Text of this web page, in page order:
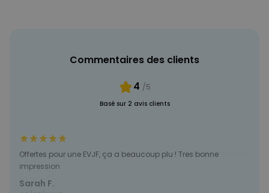
Commentaires des clients
4 /5
Basé sur 2 avis clients
Offertes pour une EVJF, ça a beaucoup plu ! Tres bonne
impression
Sarah F.